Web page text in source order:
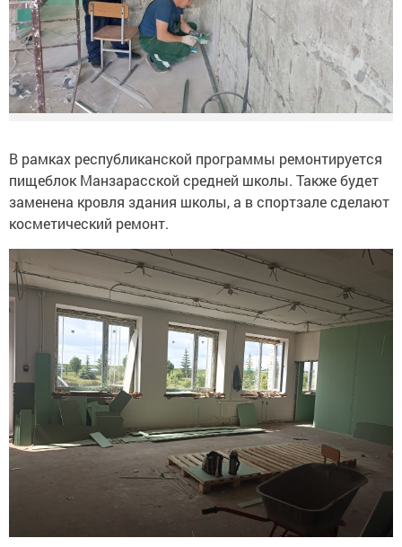
В рамках республиканской программы ремонтируется
пищеблок Манзарасской средней школы. Также будет
заменена кровля здания школы, а в спортзале сделают
косметический ремонт.